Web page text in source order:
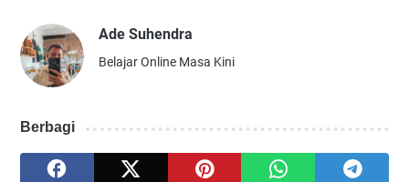
Ade Suhendra
Belajar Online Masa Kini
Berbagi